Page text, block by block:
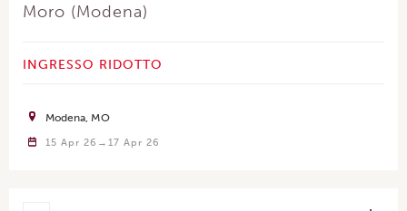
Moro (Modena)
INGRESSO RIDOTTO
Modena MO
15 Apr 26 17 Apr 26